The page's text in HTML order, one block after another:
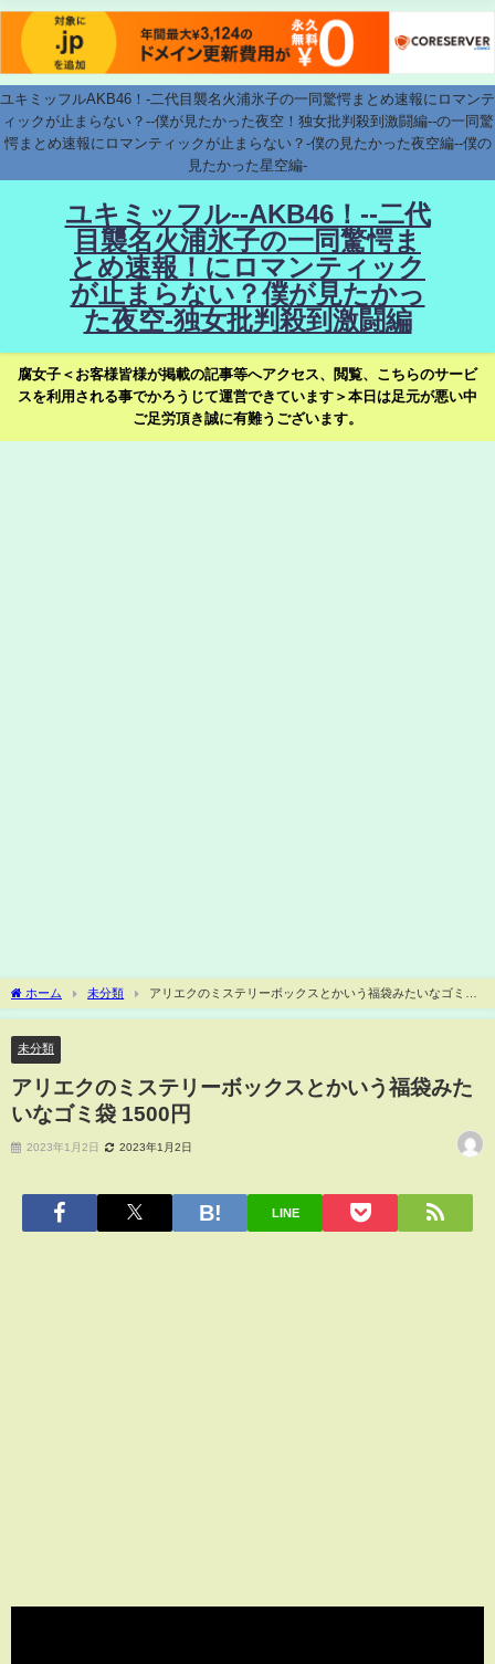
ユキミッフルAKB46！-二代目襲名火浦氷子の一同驚愕まとめ速報にロマンテ
ィックが止まらない？--僕が見たかった夜空！独女批判殺到激闘編--の一同驚
愕まとめ速報にロマンティックが止まらない？-僕の見たかった夜空編--僕の
見たかった星空編-
ユキミッフル--AKB46！--二代
目襲名火浦氷子の一同驚愕ま
とめ速報！にロマンティック
が止まらない？僕が見たかっ
た夜空-独女批判殺到激闘編
腐女子＜お客様皆様が掲載の記事等へアクセス、閲覧、こちらのサービ
スを利用される事でかろうじて運営できています＞本日は足元が悪い中
ご足労頂き誠に有難うございます。
ホーム 未分類
アリエクのミステリーボックスとかいう福袋みたいなゴミ袋
1500円
未分類
アリエクのミステリーボックスとかいう福袋みた
いなゴミ袋 1500円
2023年1月2日 2023年1月2日
LINE